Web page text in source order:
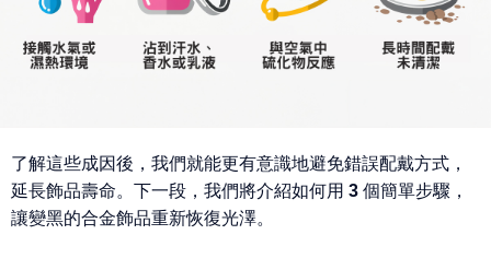
了解這些成因後，我們就能更有意識地避免錯誤配戴方式，
延長飾品壽命。下一段，我們將介紹如何用 3 個簡單步驟 ，
讓變黑的合金飾品重新恢復光澤。